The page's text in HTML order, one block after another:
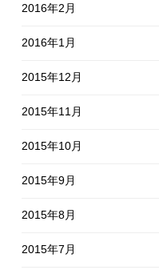
2016年2月
2016年1月
2015年12月
2015年11月
2015年10月
2015年9月
2015年8月
2015年7月